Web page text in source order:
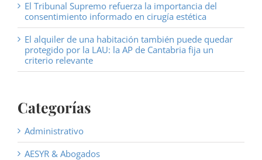
El Tribunal Supremo refuerza la importancia del
consentimiento informado en cirugía estética
El alquiler de una habitación también puede quedar
protegido por la LAU: la AP de Cantabria fija un
criterio relevante
Categorías
Administrativo
AESYR & Abogados